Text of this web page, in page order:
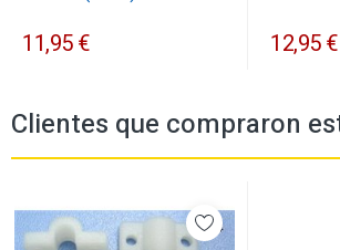
11,95 € 12,95 €
Clientes que compraron